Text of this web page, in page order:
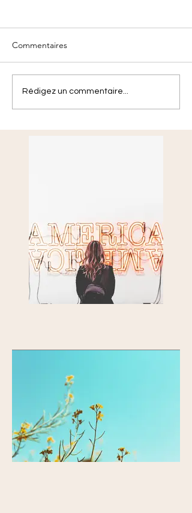
Production de la semaine
Commentaires
Rédigez un commentaire...